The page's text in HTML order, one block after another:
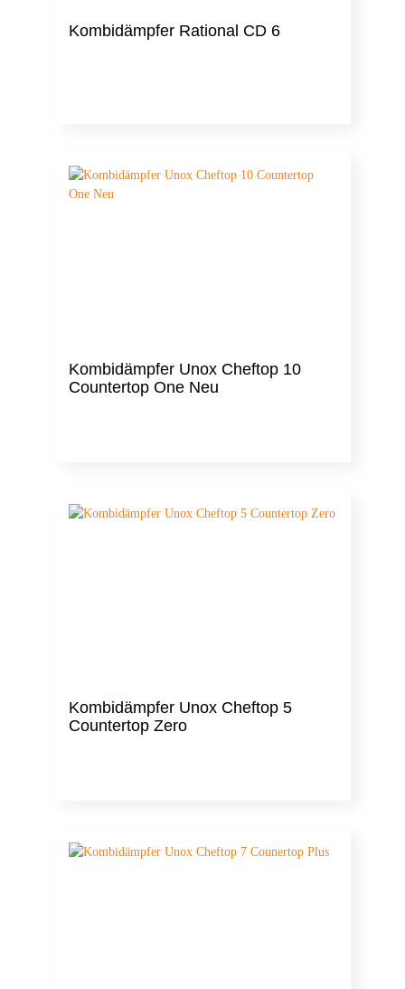
Kombidämpfer Rational CD 6
Kombidämpfer Unox Cheftop 10
Countertop One Neu
Kombidämpfer Unox Cheftop 5
Countertop Zero